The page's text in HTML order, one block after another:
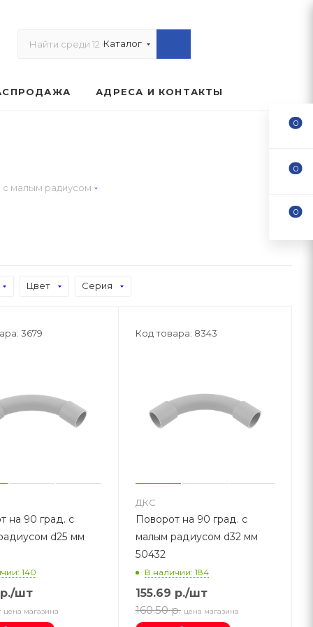
Каталог
АДРЕСА И КОНТАКТЫ
с малым радиусом
Цвет Серия
3679
на 90 град. с
d25 мм
140
/шт
цена магазина
Код товара: 8343
ДКС
Поворот на 90 град. с
малым радиусом d32 мм
50432
В наличии: 184
155.69 р./шт
160.50 р. цена магазина
0
0
0